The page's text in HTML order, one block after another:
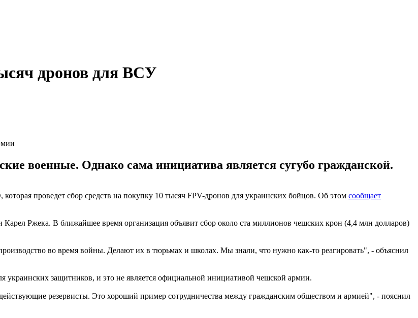
дронов для ВСУ
военные. Однако сама инициатива является сугубо гражданской.
проведет сбор средств на покупку 10 тысяч FPV-дронов для украинских бойцов. Об этом сообщает
Ржека. В ближайшее время организация объявит сбор около ста миллионов чешских крон (4,4 млн долларов)
во время войны. Делают их в тюрьмах и школах. Мы знали, что нужно как-то реагировать", - объяснил
украинских защитников, и это не является официальной инициативой чешской армии.
резервисты. Это хороший пример сотрудничества между гражданским обществом и армией", - пояснил